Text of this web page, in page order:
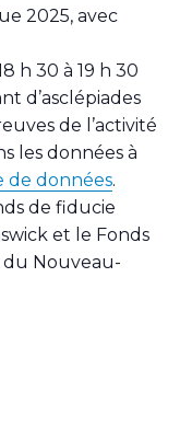
2025, avec
h 30 à 19 h 30
d’asclépiades
de l’activité
les données à
de données.
de fiducie
et le Fonds
Nouveau-